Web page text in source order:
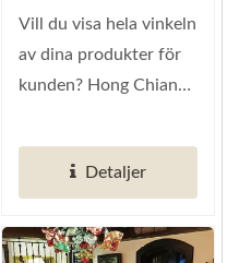
Vill du visa hela vinkeln
av dina produkter för
kunden? Hong Chiangs
visningskonveyorsteknik...
Detaljer